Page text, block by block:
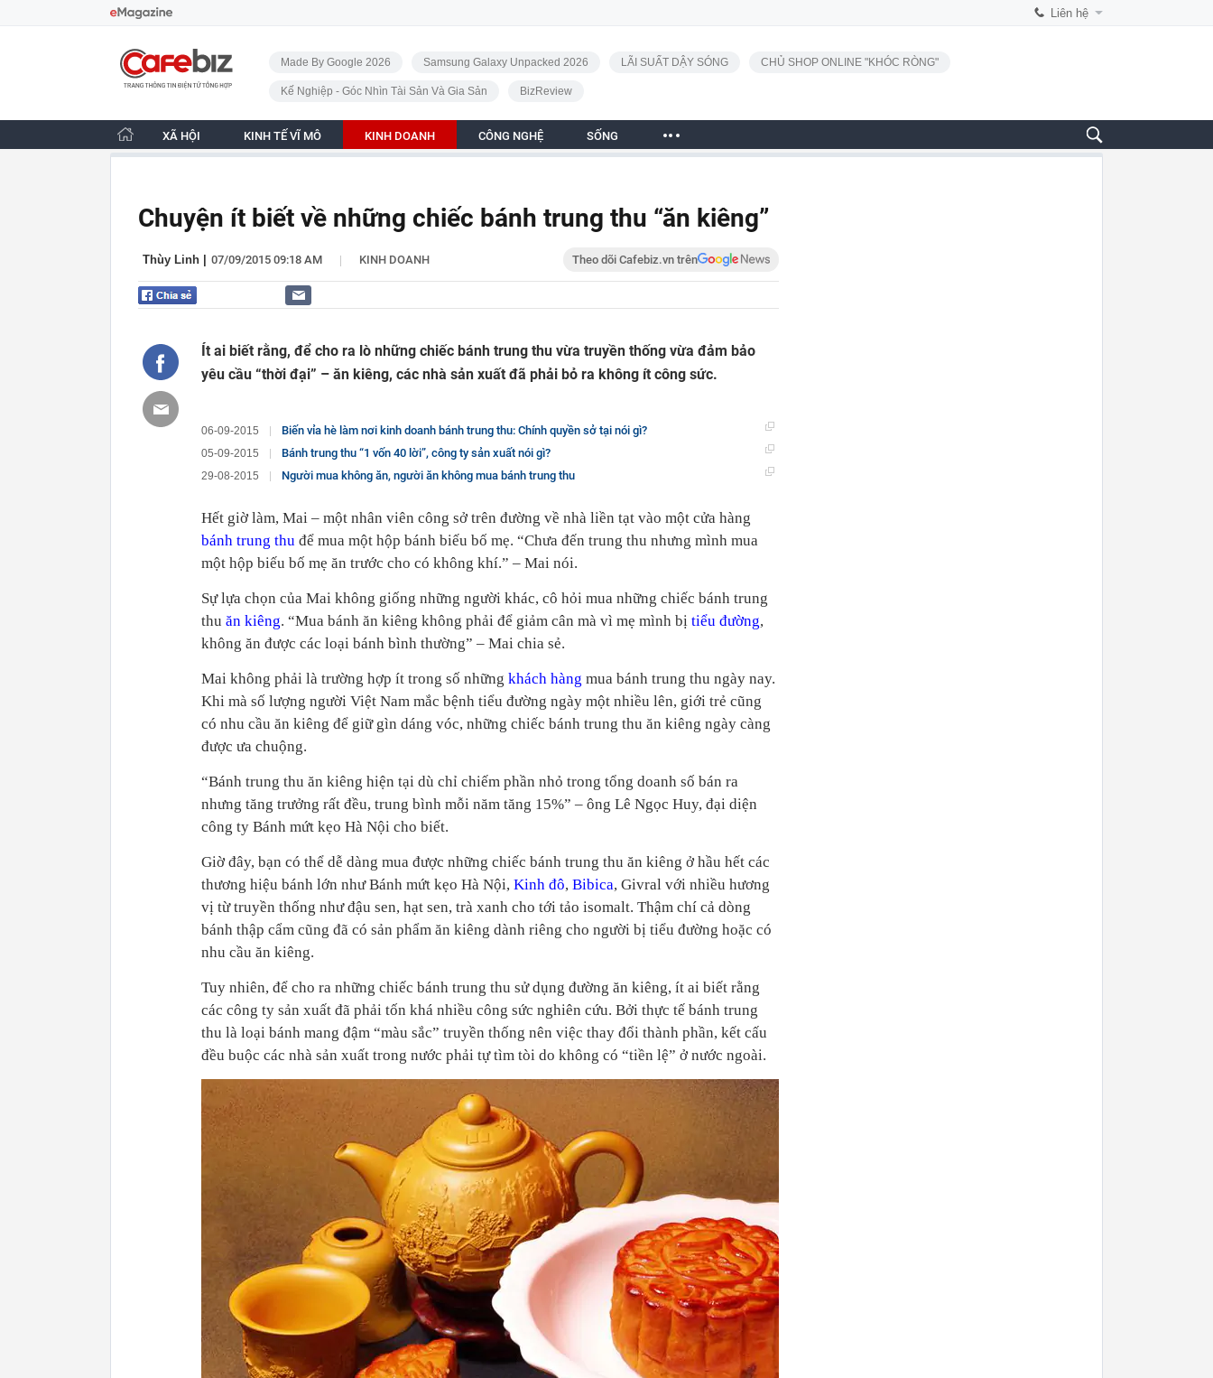
Liên hệ
CafeBiz - Trang chủ
Made By Google 2026 Samsung Galaxy Unpacked 2026 LÃI SUẤT DẬY SÓNG CHỦ SHOP ONLINE "KHÓC RÒNG"
Kế Nghiệp - Góc Nhìn Tài Sản Và Gia Sản BizReview
XÃ HỘI KINH TẾ VĨ MÔ KINH DOANH CÔNG NGHỆ SỐNG
Chuyện ít biết về những chiếc bánh trung thu “ăn kiêng”
Thùy Linh 07/09/2015 09:18 AM | KINH DOANH Theo dõi Cafebiz.vn trên
Ít ai biết rằng, để cho ra lò những chiếc bánh trung thu vừa truyền thống vừa đảm bảo
yêu cầu “thời đại” – ăn kiêng, các nhà sản xuất đã phải bỏ ra không ít công sức.
06-09-2015 Biến vỉa hè làm nơi kinh doanh bánh trung thu: Chính quyền sở tại nói gì?
05-09-2015 Bánh trung thu “1 vốn 40 lời”, công ty sản xuất nói gì?
29-08-2015 Người mua không ăn, người ăn không mua bánh trung thu
Hết giờ làm, Mai – một nhân viên công sở trên đường về nhà liền tạt vào một cửa hàng
bánh trung thu để mua một hộp bánh biếu bố mẹ. “Chưa đến trung thu nhưng mình mua
một hộp biếu bố mẹ ăn trước cho có không khí.” – Mai nói.
Sự lựa chọn của Mai không giống những người khác, cô hỏi mua những chiếc bánh trung
thu ăn kiêng. “Mua bánh ăn kiêng không phải để giảm cân mà vì mẹ mình bị tiểu đường,
không ăn được các loại bánh bình thường” – Mai chia sẻ.
Mai không phải là trường hợp ít trong số những khách hàng mua bánh trung thu ngày nay.
Khi mà số lượng người Việt Nam mắc bệnh tiểu đường ngày một nhiều lên, giới trẻ cũng
có nhu cầu ăn kiêng để giữ gìn dáng vóc, những chiếc bánh trung thu ăn kiêng ngày càng
được ưa chuộng.
“Bánh trung thu ăn kiêng hiện tại dù chỉ chiếm phần nhỏ trong tổng doanh số bán ra
nhưng tăng trưởng rất đều, trung bình mỗi năm tăng 15%” – ông Lê Ngọc Huy, đại diện
công ty Bánh mứt kẹo Hà Nội cho biết.
Giờ đây, bạn có thể dễ dàng mua được những chiếc bánh trung thu ăn kiêng ở hầu hết các
thương hiệu bánh lớn như Bánh mứt kẹo Hà Nội, Kinh đô, Bibica, Givral với nhiều hương
vị từ truyền thống như đậu sen, hạt sen, trà xanh cho tới tảo isomalt. Thậm chí cả dòng
bánh thập cẩm cũng đã có sản phẩm ăn kiêng dành riêng cho người bị tiểu đường hoặc có
nhu cầu ăn kiêng.
Tuy nhiên, để cho ra những chiếc bánh trung thu sử dụng đường ăn kiêng, ít ai biết rằng
các công ty sản xuất đã phải tốn khá nhiều công sức nghiên cứu. Bởi thực tế bánh trung
thu là loại bánh mang đậm “màu sắc” truyền thống nên việc thay đổi thành phần, kết cấu
đều buộc các nhà sản xuất trong nước phải tự tìm tòi do không có “tiền lệ” ở nước ngoài.